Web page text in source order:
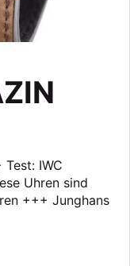
IWC
Uhren sind
+++ Junghans